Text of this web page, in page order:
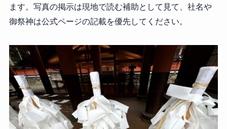
ます。写真の掲示は現地で読む補助として見て、社名や
御祭神は公式ページの記載を優先してください。